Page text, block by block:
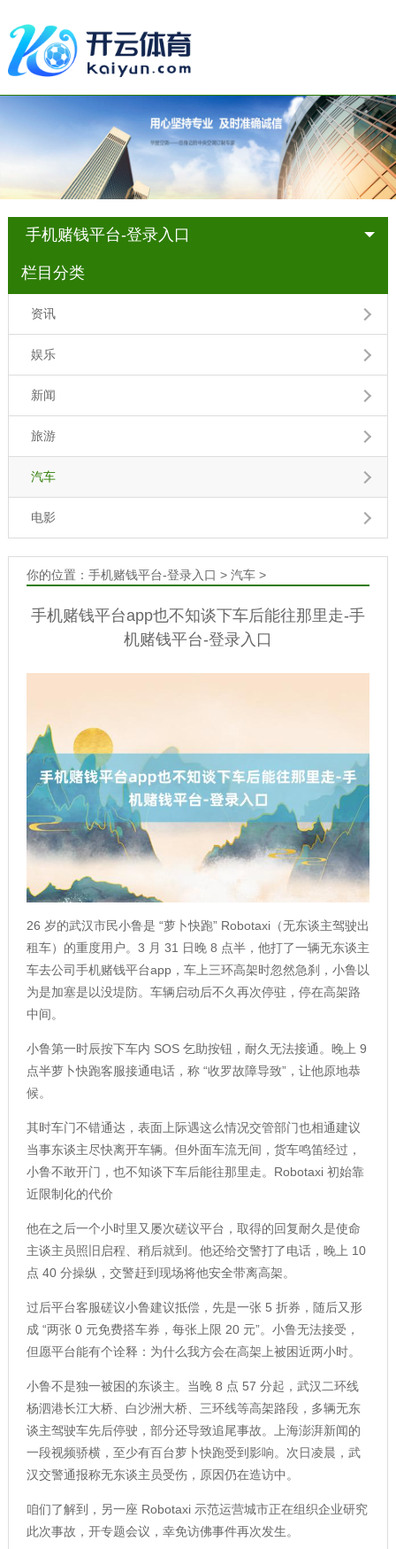
手机赌钱平台-登录入口
栏目分类
资讯
娱乐
新闻
旅游
汽车
电影
你的位置： 手机赌钱平台-登录入口 > 汽车>
手机赌钱平台app也不知谈下车后能往那里走-手
机赌钱平台-登录入口
26 岁的武汉市民小鲁是 “萝卜快跑” Robotaxi（无东谈主驾驶出
租车）的重度用户。3 月 31 日晚 8 点半，他打了一辆无东谈主
车去公司手机赌钱平台app，车上三环高架时忽然急刹，小鲁以
为是加塞是以没堤防。车辆启动后不久再次停驻，停在高架路
中间。
小鲁第一时辰按下车内 SOS 乞助按钮，耐久无法接通。晚上 9
点半萝卜快跑客服接通电话，称 “收罗故障导致”，让他原地恭
候。
其时车门不错通达，表面上际遇这么情况交管部门也相通建议
当事东谈主尽快离开车辆。但外面车流无间，货车鸣笛经过，
小鲁不敢开门，也不知谈下车后能往那里走。Robotaxi 初始靠
近限制化的代价
他在之后一个小时里又屡次磋议平台，取得的回复耐久是使命
主谈主员照旧启程、稍后就到。他还给交警打了电话，晚上 10
点 40 分操纵，交警赶到现场将他安全带离高架。
过后平台客服磋议小鲁建议抵偿，先是一张 5 折券，随后又形
成 “两张 0 元免费搭车券，每张上限 20 元”。小鲁无法接受，
但愿平台能有个诠释：为什么我方会在高架上被困近两小时。
小鲁不是独一被困的东谈主。当晚 8 点 57 分起，武汉二环线
杨泗港长江大桥、白沙洲大桥、三环线等高架路段，多辆无东
谈主驾驶车先后停驶，部分还导致追尾事故。上海澎湃新闻的
一段视频骄横，至少有百台萝卜快跑受到影响。次日凌晨，武
汉交警通报称无东谈主员受伤，原因仍在造访中。
咱们了解到，另一座 Robotaxi 示范运营城市正在组织企业研究
此次事故，开专题会议，幸免访佛事件再次发生。